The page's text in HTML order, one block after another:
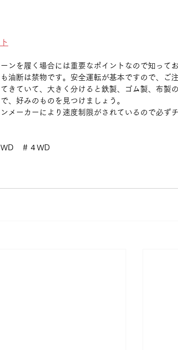
ンを履く場合には重要なポイントなので知ってお
油断は禁物です。安全運転が基本ですので、ご注
きていて、大きく分けると鉄製、ゴム製、布製
、好みのものを見つけましょう。
メーカーにより速度制限がされているので必ず
　＃４WD